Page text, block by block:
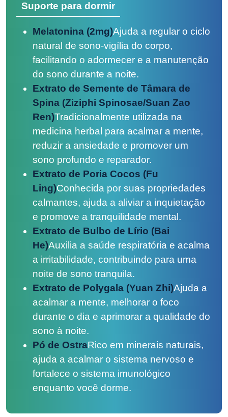
Suporte para dormir
Melatonina (2mg)Ajuda a regular o ciclo
natural de sono-vigília do corpo,
facilitando o adormecer e a manutenção
do sono durante a noite.
Extrato de Semente de Tâmara de
Spina (Ziziphi Spinosae/Suan Zao
Ren)Tradicionalmente utilizada na
medicina herbal para acalmar a mente,
reduzir a ansiedade e promover um
sono profundo e reparador.
Extrato de Poria Cocos (Fu
Ling)Conhecida por suas propriedades
calmantes, ajuda a aliviar a inquietação
e promove a tranquilidade mental.
Extrato de Bulbo de Lírio (Bai
He)Auxilia a saúde respiratória e acalma
a irritabilidade, contribuindo para uma
noite de sono tranquila.
Extrato de Polygala (Yuan Zhi)Ajuda a
acalmar a mente, melhorar o foco
durante o dia e aprimorar a qualidade do
sono à noite.
Pó de OstraRico em minerais naturais,
ajuda a acalmar o sistema nervoso e
fortalece o sistema imunológico
enquanto você dorme.